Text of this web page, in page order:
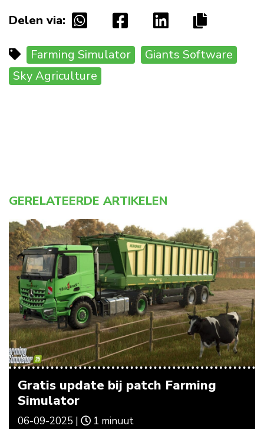
Delen via:
Farming Simulator
Giants Software
Sky Agriculture
GERELATEERDE ARTIKELEN
Gratis update bij patch Farming
Simulator
06-09-2025 | 1 minuut